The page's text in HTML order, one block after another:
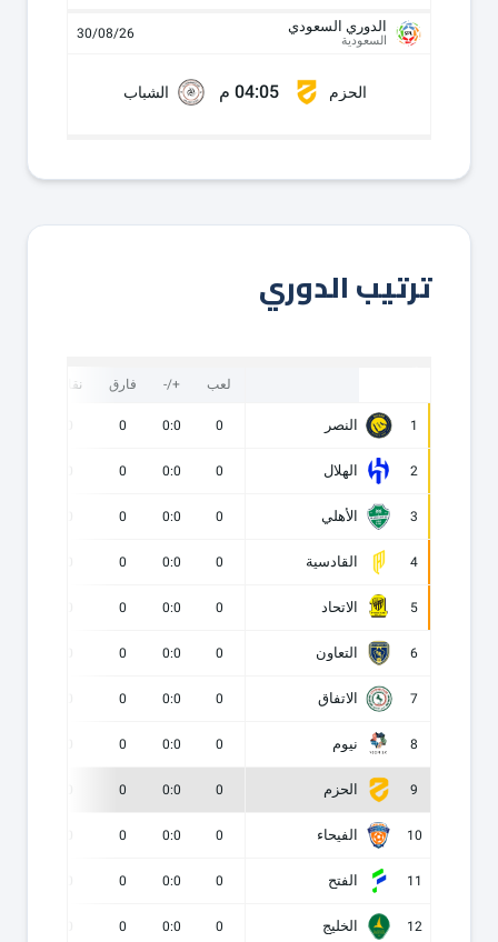
الدوري السعودي
السعودية 30/08/26
الحزم 04:05 م الشباب
ترتيب الدوري
لعب +/- فارق نقاط
1 النصر 0
0:0
0
2 الهلال 0
0:0
0
3 الأهلي 0
0:0
0
4 القادسية 0
0:0
0
5 الاتحاد 0
0:0
0
6 التعاون 0
0:0
0
7 الاتفاق 0
0:0
0
8 نيوم 0
0:0
0
9 الحزم 0
0:0
0
10 الفيحاء 0
0:0
0
11 الفتح 0
0:0
0
12 الخليج 0
0:0
0